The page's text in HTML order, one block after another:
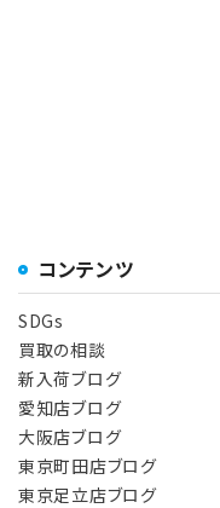
コンテンツ
SDGs
買取の相談
新入荷ブログ
愛知店ブログ
大阪店ブログ
東京町田店ブログ
東京足立店ブログ